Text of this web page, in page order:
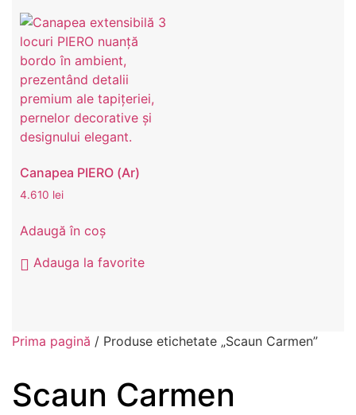
Canapea PIERO (Ar)
4.610 lei
Adaugă în coș
Adauga la favorite
Prima pagină / Produse etichetate „Scaun Carmen”
Scaun Carmen